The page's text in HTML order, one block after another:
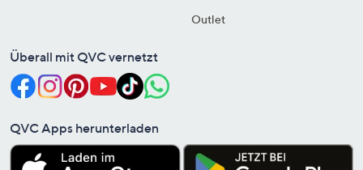
Outlet
Überall mit QVC vernetzt
QVC Apps herunterladen